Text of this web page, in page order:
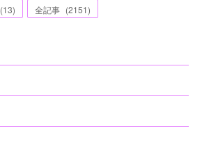
(13) 全記事 (2151)